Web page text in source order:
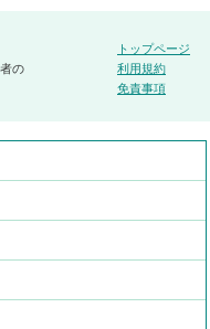
の
トップページ
利用規約
免責事項